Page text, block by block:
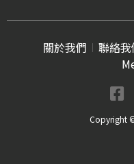
關於我們 聯絡我
Copyright